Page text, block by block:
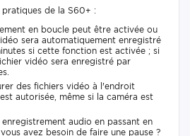
de la S60+ :
en boucle peut être activée ou
sera automatiquement enregistré
si cette fonction est activée ; si
vidéo sera enregistré par
des fichiers vidéo à l'endroit
autorisée, même si la caméra est
audio en passant en
avez besoin de faire une pause ?